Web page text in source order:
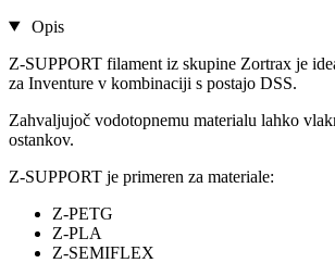
Opis
Z-SUPPORT filament iz skupine Zortrax je
za Inventure v kombinaciji s postajo DSS.
Zahvaljujoč vodotopnemu materialu lahko
ostankov.
Z-SUPPORT je primeren za materiale:
Z-PETG
Z-PLA
Z-SEMIFLEX